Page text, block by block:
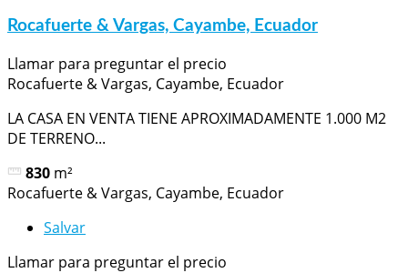
Rocafuerte & Vargas, Cayambe, Ecuador
Llamar para preguntar el precio
Rocafuerte & Vargas, Cayambe, Ecuador
LA CASA EN VENTA TIENE APROXIMADAMENTE 1.000 M2
DE TERRENO...
830 m²
Rocafuerte & Vargas, Cayambe, Ecuador
Salvar
Llamar para preguntar el precio